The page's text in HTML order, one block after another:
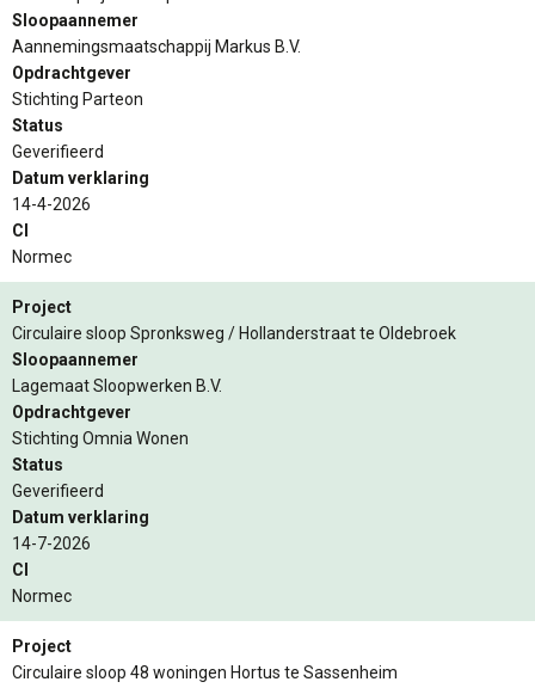
Sloopaannemer
Aannemingsmaatschappij Markus B.V.
Opdrachtgever
Stichting Parteon
Status
Geverifieerd
Datum verklaring
14-4-2026
CI
Normec
Project
Circulaire sloop Spronksweg / Hollanderstraat te Oldebroek
Sloopaannemer
Lagemaat Sloopwerken B.V.
Opdrachtgever
Stichting Omnia Wonen
Status
Geverifieerd
Datum verklaring
14-7-2026
CI
Normec
Project
Circulaire sloop 48 woningen Hortus te Sassenheim